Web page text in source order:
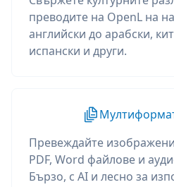
преводите на OpenL на
английски до арабски,
испански и други.
Превеждайте
PDF, Word файлове и
Бързо, с AI и лесно за